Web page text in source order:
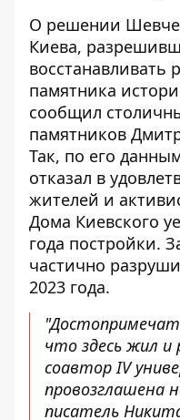
О решении
Киева,
восстанавливать
памятника
сообщил
памятников
Так, по его
отказал в
жителей и
Дома Киевского
года постройки.
частично
2023 года.
что здесь жил и
соавтор IV
провозглашена
писатель